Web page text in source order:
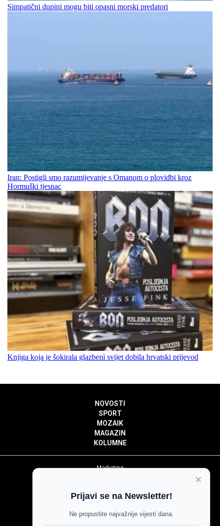
Simpatični dupini mogu biti opasni morski predatori
Iran: Postigli smo razumijevanje s Omanom o plovidbi kroz
Hormuški tjesnac
Knjiga koja je šokirala glazbeni svijet dobila hrvatski prijevod
NOVOSTI
SPORT
MOZAIK
MAGAZIN
KOLUMNE
Marketing
Impressum
Pravila komentiranja
×
Prijavi se na Newsletter!
Ne propustite najvažnije vijesti dana.